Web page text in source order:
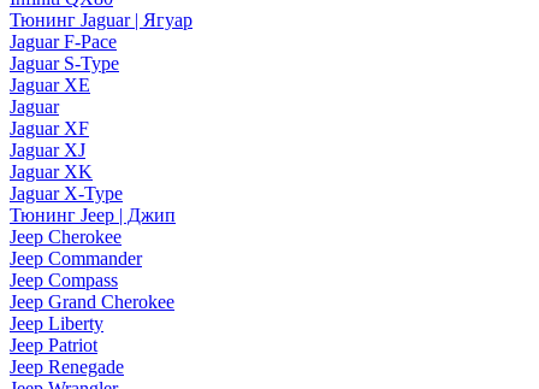
Тюнинг Jaguar | Ягуар
Jaguar F-Pace
Jaguar S-Type
Jaguar XE
Jaguar
Jaguar XF
Jaguar XJ
Jaguar XK
Jaguar X-Type
Тюнинг Jeep | Джип
Jeep Cherokee
Jeep Commander
Jeep Compass
Jeep Grand Cherokee
Jeep Liberty
Jeep Patriot
Jeep Renegade